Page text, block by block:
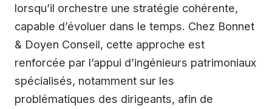
lorsqu’il orchestre une stratégie cohérente,
capable d’évoluer dans le temps. Chez Bonnet
& Doyen Conseil, cette approche est
renforcée par l’appui d’ingénieurs patrimoniaux
spécialisés, notamment sur les
problématiques des dirigeants, afin de